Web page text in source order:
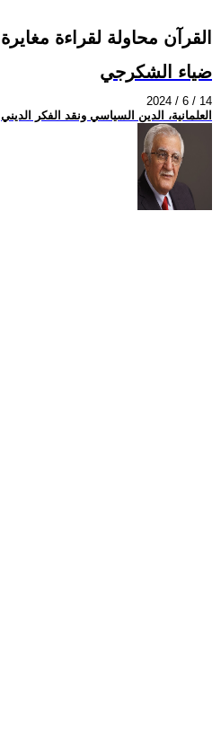
القرآن محاولة لقراءة مغايرة ١٦١
ضياء الشكرجي
2024 / 6 / 14
العلمانية، الدين السياسي ونقد الفكر الديني